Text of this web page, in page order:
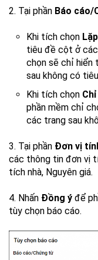
2. Tại phần Báo cáo/
Khi tích chọn
tiêu đề cột ở
chọn sẽ chỉ hiển
sau không có
Khi tích chọn
phần mềm chỉ
các trang sau
3. Tại phần Đơn vị
các thông tin đơn vị
tích nhà, Nguyên giá.
4. Nhấn Đồng ý để
tùy chọn báo cáo.